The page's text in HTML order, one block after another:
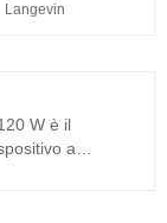
Langevin
W è il
a